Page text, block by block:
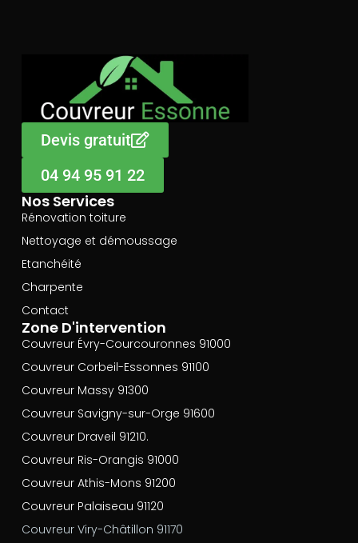
Zone D'intervention
Couvreur Évry-Courcouronnes 91000
Couvreur Corbeil-Essonnes 91100
Couvreur Massy 91300
Couvreur Savigny-sur-Orge 91600
Couvreur Draveil 91210.
Couvreur Ris-Orangis 91000
Couvreur Athis-Mons 91200
Couvreur Palaiseau 91120
Couvreur Viry-Châtillon 91170
Nos Services
Rénovation toiture
Nettoyage et démoussage
Etanchéité
Charpente
Contact
Devis gratuit
04 94 95 91 22